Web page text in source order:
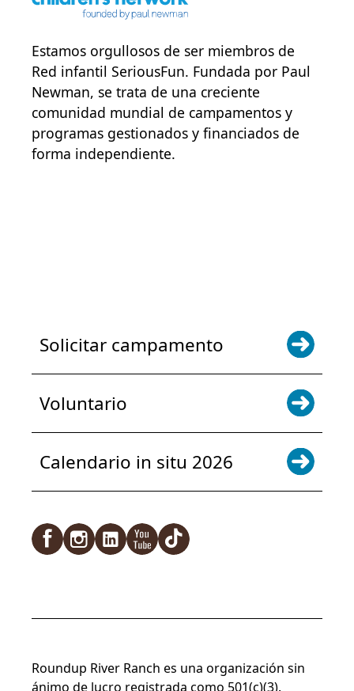
Estamos orgullosos de ser miembros de
Red infantil SeriousFun. Fundada por Paul
Newman, se trata de una creciente
comunidad mundial de campamentos y
programas gestionados y financiados de
forma independiente.
Solicitar campamento
Voluntario
Calendario in situ 2026
Roundup River Ranch es una organización sin
ánimo de lucro registrada como 501(c)(3).